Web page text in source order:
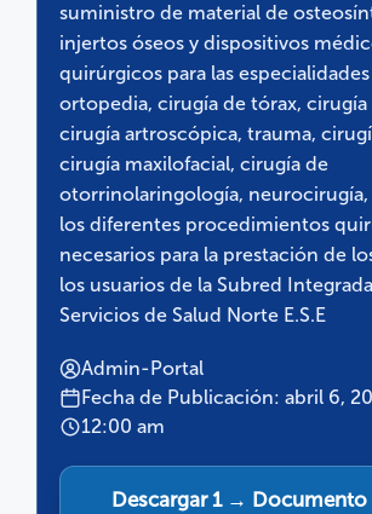
suministro de material de
injertos óseos y dispositivos
quirúrgicos para las
ortopedia, cirugía de tórax, cirugía
cirugía artroscópica, trauma,
cirugía maxilofacial, cirugía de
otorrinolaringología,
los diferentes procedimientos
necesarios para la prestación de
los usuarios de la Subred
Servicios de Salud Norte E.S.E
Admin-Portal
Fecha de Publicación: abril 6,
12:00 am
Descargar 1 → Documento